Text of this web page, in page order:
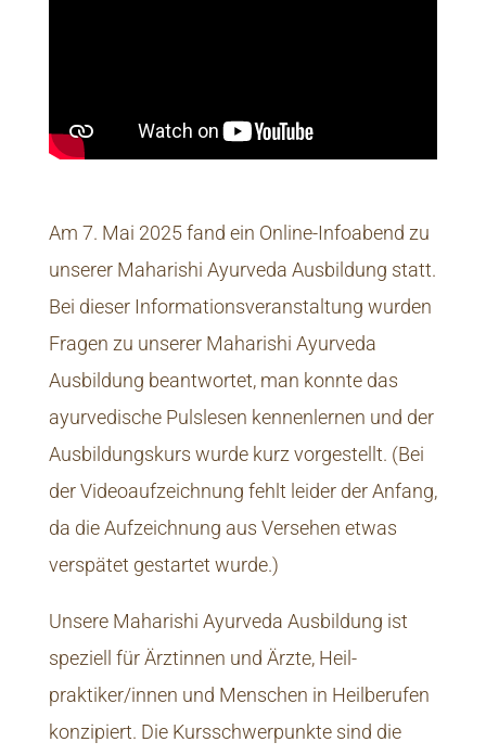
Am 7. Mai 2025 fand ein Online-Infoabend zu
unserer Maharishi Ayurveda Ausbildung statt.
Bei dieser Informationsveranstaltung wurden
Fragen zu unserer Maharishi Ayurveda
Ausbildung beantwortet, man konnte das
ayurvedische Pulslesen kennenlernen und der
Ausbildungskurs wurde kurz vorgestellt. (Bei
der Videoaufzeichnung fehlt leider der Anfang,
da die Aufzeichnung aus Versehen etwas
verspätet gestartet wurde.)
Unsere Maharishi Ayurveda Ausbildung ist
speziell für Ärztinnen und Ärzte, Heil­
praktiker/innen und Menschen in Heilberufen
konzipiert. Die Kursschwerpunkte sind die